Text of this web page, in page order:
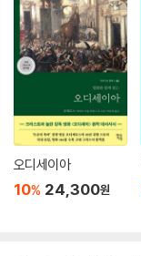
오디세이아
10% 24,300원